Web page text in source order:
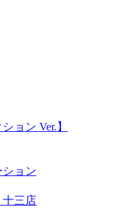
三店